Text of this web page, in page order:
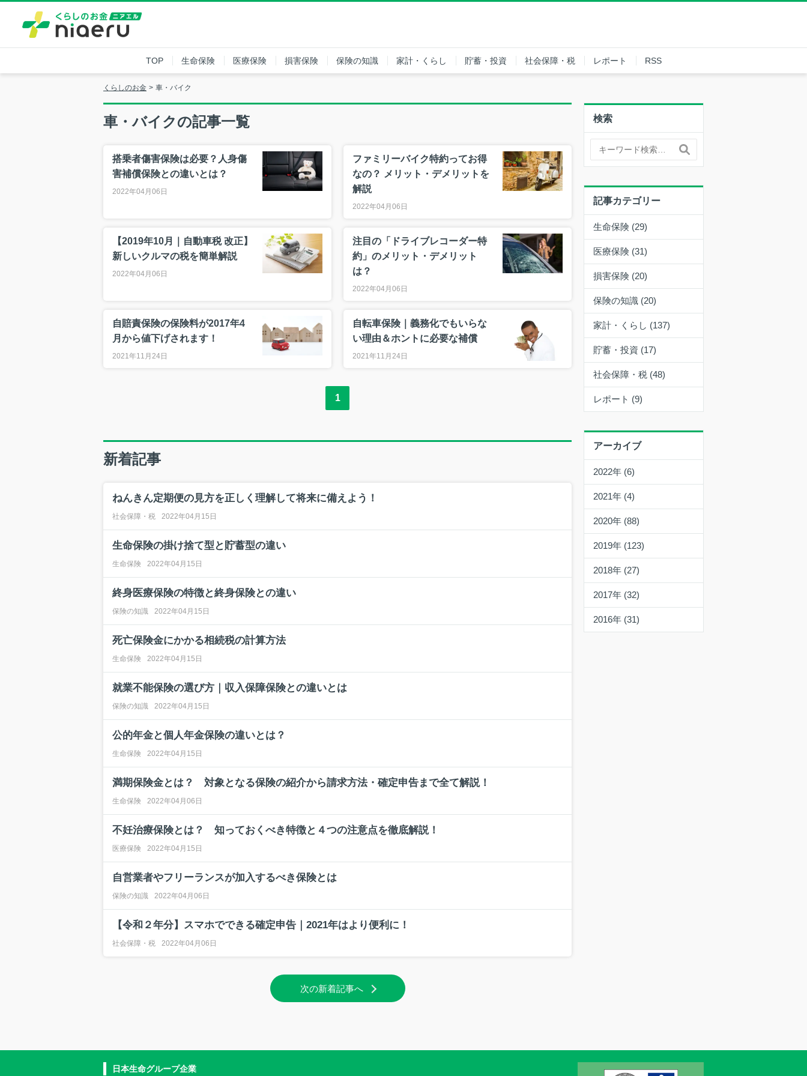
TOP 生命保険 医療保険 損害保険 保険の知識 家計・くらし 貯蓄・投資 社会保障・税 レポート RSS
くらしのお金 車・バイク
車・バイクの記事一覧
搭乗者傷害保険は必要？人身傷
害補償保険との違いとは？
2022年04月06日
ファミリーバイク特約ってお得
なの？ メリット・デメリットを
解説
2022年04月06日
【2019年10月｜自動車税 改正】
新しいクルマの税を簡単解説
2022年04月06日
注目の「ドライブレコーダー特
約」のメリット・デメリット
は？
2022年04月06日
自賠責保険の保険料が2017年4
月から値下げされます！
2021年11月24日
自転車保険｜義務化でもいらな
い理由＆ホントに必要な補償
2021年11月24日
1
新着記事
ねんきん定期便の見方を正しく理解して将来に備えよう！
社会保障・税 2022年04月15日
生命保険の掛け捨て型と貯蓄型の違い
生命保険 2022年04月15日
終身医療保険の特徴と終身保険との違い
保険の知識 2022年04月15日
死亡保険金にかかる相続税の計算方法
生命保険 2022年04月15日
就業不能保険の選び方｜収入保障保険との違いとは
保険の知識 2022年04月15日
公的年金と個人年金保険の違いとは？
生命保険 2022年04月15日
満期保険金とは？ 対象となる保険の紹介から請求方法・確定申告まで全て解説！
生命保険 2022年04月06日
不妊治療保険とは？ 知っておくべき特徴と４つの注意点を徹底解説！
医療保険 2022年04月15日
自営業者やフリーランスが加入するべき保険とは
保険の知識 2022年04月06日
【令和２年分】スマホでできる確定申告｜2021年はより便利に！
社会保障・税 2022年04月06日
次の新着記事へ
検索
記事カテゴリー
生命保険 (29)
医療保険 (31)
損害保険 (20)
保険の知識 (20)
家計・くらし (137)
貯蓄・投資 (17)
社会保障・税 (48)
レポート (9)
アーカイブ
2022年 (6)
2021年 (4)
2020年 (88)
2019年 (123)
2018年 (27)
2017年 (32)
2016年 (31)
日本生命グループ企業